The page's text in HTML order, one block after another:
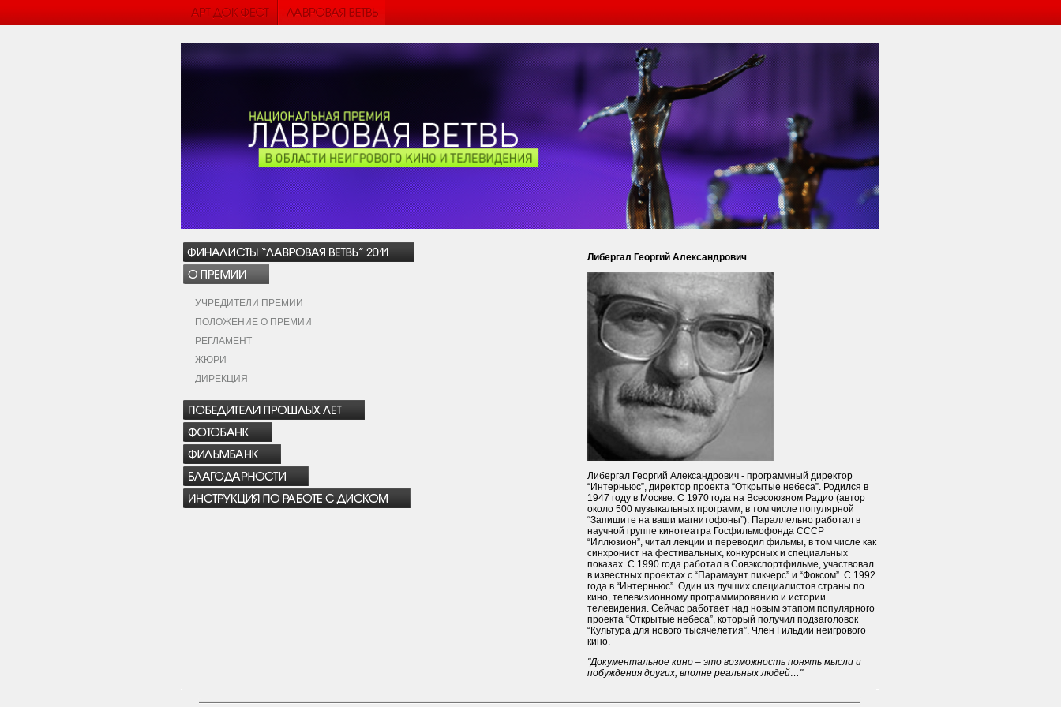
УЧРЕДИТЕЛИ ПРЕМИИ
ПОЛОЖЕНИЕ О ПРЕМИИ
РЕГЛАМЕНТ
ЖЮРИ
ДИРЕКЦИЯ
Либергал Георгий Александрович
Либергал Георгий Александрович - программный директор
“Интерньюс”, директор проекта “Открытые небеса”. Родился в
1947 году в Москве. С 1970 года на Всесоюзном Радио (автор
около 500 музыкальных программ, в том числе популярной
“Запишите на ваши магнитофоны”). Параллельно работал в
научной группе кинотеатра Госфильмофонда СССР
“Иллюзион”, читал лекции и переводил фильмы, в том числе как
синхронист на фестивальных, конкурсных и специальных
показах. С 1990 года работал в Совэкспортфильме, участвовал
в известных проектах с “Парамаунт пикчерс” и “Фоксом”. С 1992
года в “Интерньюс”. Один из лучших специалистов страны по
кино, телевизионному программированию и истории
телевидения. Сейчас работает над новым этапом популярного
проекта “Открытые небеса”, который получил подзаголовок
“Культура для нового тысячелетия”. Член Гильдии неигрового
кино.
"Документальное кино – это возможность понять мысли и
побуждения других, вполне реальных людей…"